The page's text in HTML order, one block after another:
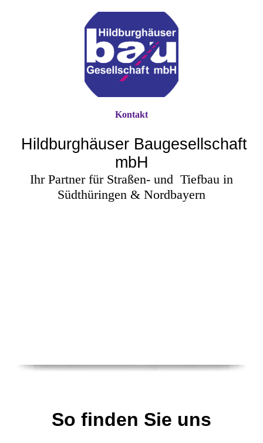
Hildburghäuser Baugesellschaft
mbH
Ihr Partner für Straßen- und Tiefbau in
Südthüringen & Nordbayern
Kontakt
So finden Sie uns